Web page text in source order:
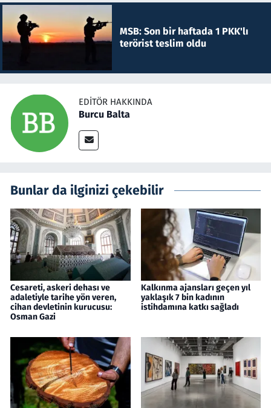
MSB: Son bir haftada 1 PKK'lı
terörist teslim oldu
EDITÖR HAKKINDA
Burcu Balta
Bunlar da ilginizi çekebilir
Cesareti, askeri dehası ve
adaletiyle tarihe yön veren,
cihan devletinin kurucusu:
Osman Gazi
Kalkınma ajansları geçen yıl
yaklaşık 7 bin kadının
istihdamına katkı sağladı